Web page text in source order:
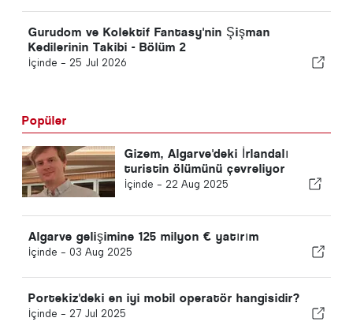
Gurudom ve Kolektif Fantasy'nin Şişman
Kedilerinin Takibi - Bölüm 2
İçinde - 25 Jul 2026
Popüler
Gizem, Algarve'deki İrlandalı
turistin ölümünü çevreliyor
İçinde - 22 Aug 2025
Algarve gelişimine 125 milyon € yatırım
İçinde - 03 Aug 2025
Portekiz'deki en iyi mobil operatör hangisidir?
İçinde - 27 Jul 2025